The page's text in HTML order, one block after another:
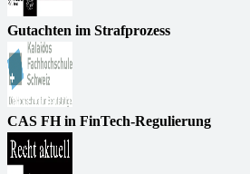
Gutachten im Strafprozess
CAS FH in FinTech-Regulierung